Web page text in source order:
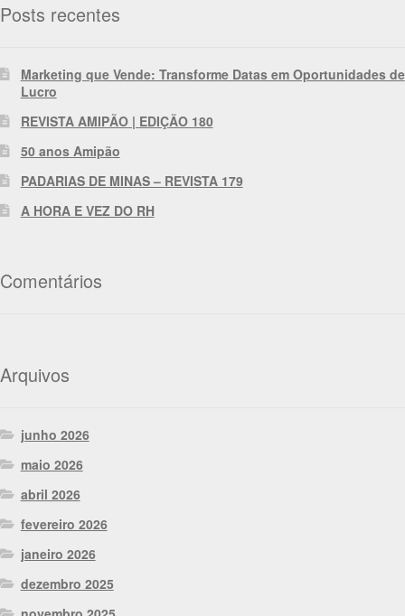
Posts recentes
Marketing que Vende: Transforme Datas em Oportunidades de
Lucro
REVISTA AMIPÃO | EDIÇÃO 180
50 anos Amipão
PADARIAS DE MINAS – REVISTA 179
A HORA E VEZ DO RH
Comentários
Arquivos
junho 2026
maio 2026
abril 2026
fevereiro 2026
janeiro 2026
dezembro 2025